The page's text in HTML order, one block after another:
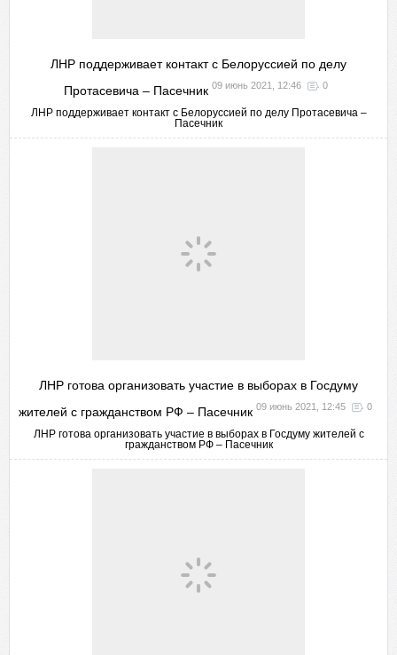
ЛНР поддерживает контакт с Белоруссией по делу
Протасевича – Пасечник 09 июнь 2021, 12:46 0
ЛНР поддерживает контакт с Белоруссией по делу Протасевича –
Пасечник
ЛНР готова организовать участие в выборах в Госдуму
жителей с гражданством РФ – Пасечник 09 июнь 2021, 12:45 0
ЛНР готова организовать участие в выборах в Госдуму жителей с
гражданством РФ – Пасечник